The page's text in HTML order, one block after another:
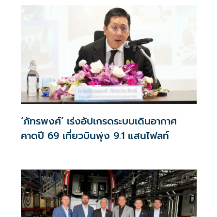
‘ภัทรพงศ์’ เร่งอัปเกรดระบบเดินอากาศ
คาดปี 69 เที่ยวบินพุ่ง 9.1 แสนไฟลท์